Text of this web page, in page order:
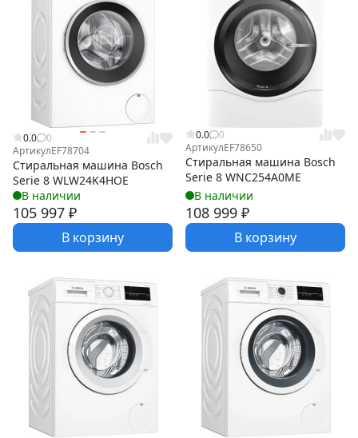
0.0
0
АртикулEF78704
Стиральная машина Bosch
Serie 8 WLW24K4HOE
В наличии
105 997 ₽
В корзину
0.0
0
АртикулEF78650
Стиральная машина Bosch
Serie 8 WNC254A0ME
В наличии
108 999 ₽
В корзину